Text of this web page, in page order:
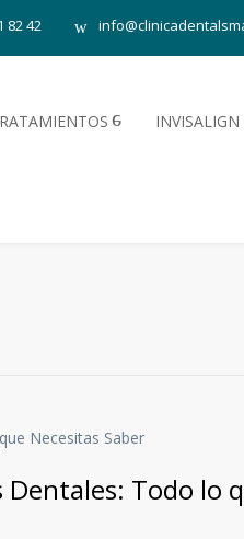
82 42
INVISALIGN
Dentales: Todo lo